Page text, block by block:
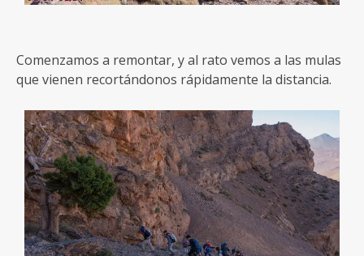
Comenzamos a remontar, y al rato vemos a las mulas
que vienen recortándonos rápidamente la distancia.